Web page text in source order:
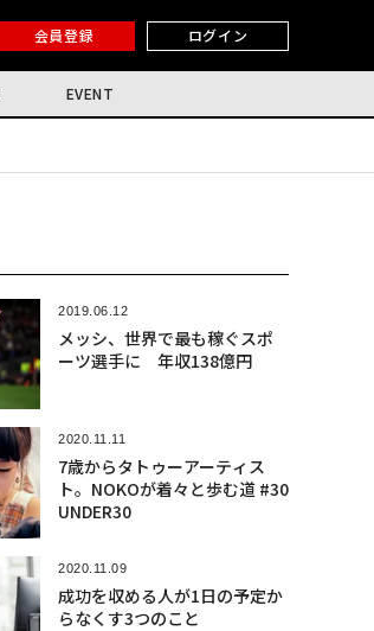
会員登録 ログイン
EVENT
2019.06.12
メッシ、世界で最も稼ぐスポ
ーツ選手に 年収138億円
2020.11.11
7歳からタトゥーアーティス
ト。NOKOが着々と歩む道 #30
UNDER30
2020.11.09
成功を収める人が1日の予定か
らなくす3つのこと